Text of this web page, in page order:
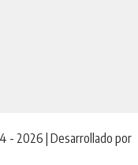
- 2026 | Desarrollado por